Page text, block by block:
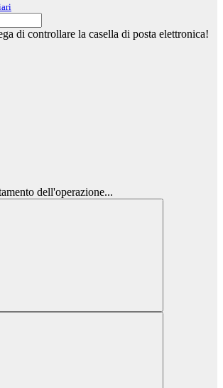
di controllare la casella di posta elettronica!
dell'operazione...